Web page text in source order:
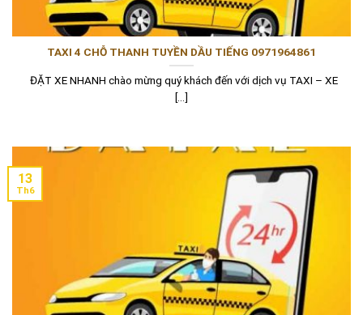
TAXI 4 CHỖ THANH TUYỀN DẦU TIẾNG 0971964861
ĐẶT XE NHANH chào mừng quý khách đến với dịch vụ TAXI – XE
[...]
13
Th6